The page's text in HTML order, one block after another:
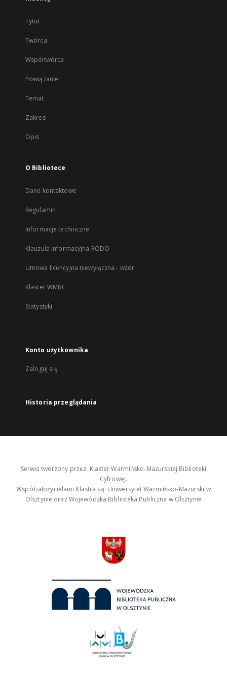
Tytuł
Twórca
Współtwórca
Powiązanie
Temat
Zakres
Opis
O Bibliotece
Dane kontaktowe
Regulamin
Informacje techniczne
Klauzula informacyjna RODO
Umowa licencyjna niewyłączna - wzór
Klaster WMBC
Statystyki
Konto użytkownika
Zaloguj się
Historia przeglądania
Serwis tworzony przez: Klaster Warmińsko-Mazurskiej Biblioteki
Cyfrowej.
Współzałożycielami Klastra są: Uniwersytet Warmińsko-Mazurski w
Olsztynie oraz Wojewódzka Biblioteka Publiczna w Olsztynie